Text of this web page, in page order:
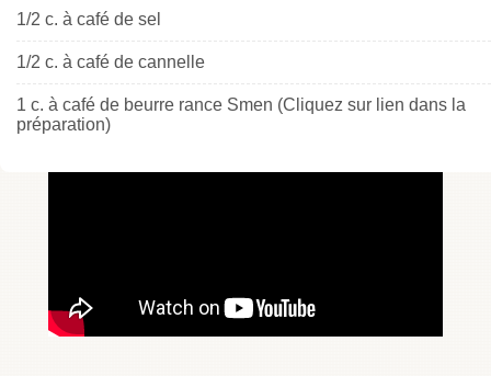
1/2 c. à café de sel
1/2 c. à café de cannelle
1 c. à café de beurre rance Smen (Cliquez sur lien dans la
préparation)